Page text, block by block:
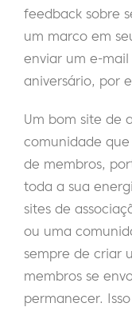
feedback sobre
um marco em
enviar um e-
aniversário, por
Um bom site de
comunidade
de membros,
toda a sua
sites de
ou uma
sempre de criar
membros se
permanecer.